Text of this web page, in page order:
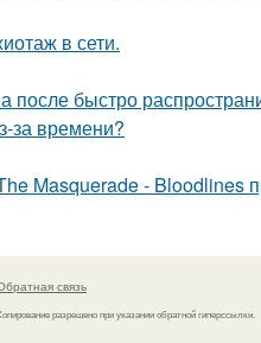
в сети.
быстро
за времени?
Masquerade - Bloodlines
связь
разрешено при указании обратной гиперссылки.